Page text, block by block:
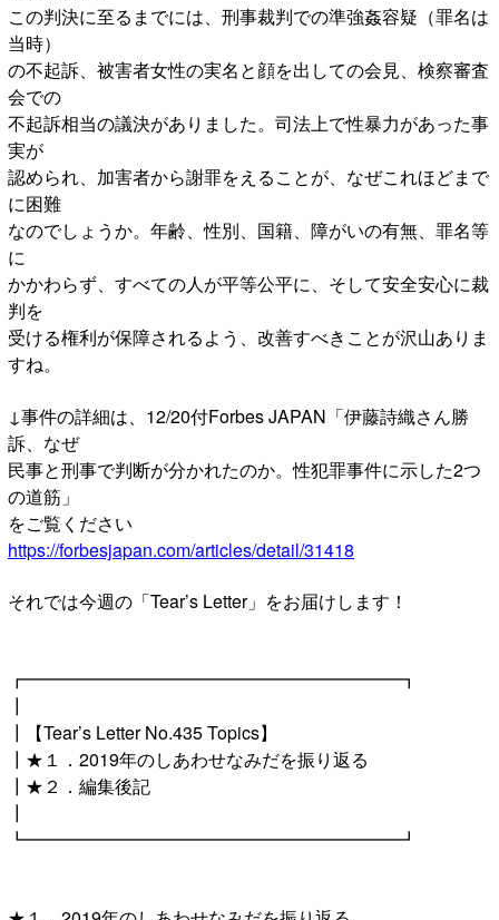
この判決に至るまでには、刑事裁判での準強姦容疑（罪名は
当時）
の不起訴、被害者女性の実名と顔を出しての会見、検察審査
会での
不起訴相当の議決がありました。司法上で性暴力があった事
実が
認められ、加害者から謝罪をえることが、なぜこれほどまで
に困難
なのでしょうか。年齢、性別、国籍、障がいの有無、罪名等
に
かかわらず、すべての人が平等公平に、そして安全安心に裁
判を
受ける権利が保障されるよう、改善すべきことが沢山ありま
すね。
↓事件の詳細は、12/20付Forbes JAPAN「伊藤詩織さん勝
訴、なぜ
民事と刑事で判断が分かれたのか。性犯罪事件に示した2つ
の道筋」
をご覧ください
https://forbesjapan.com/articles/detail/31418
それでは今週の「Tear’s Letter」をお届けします！
┏━━━━━━━━━━━━━━━━━━━━━┓
┃
┃【Tear’s Letter No.435 Topics】
┃★１．2019年のしあわせなみだを振り返る
┃★２．編集後記
┃
┗━━━━━━━━━━━━━━━━━━━━━┛